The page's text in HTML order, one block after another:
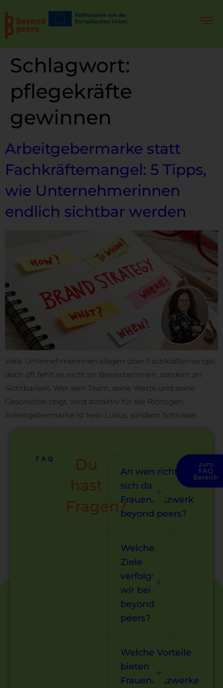
Schlagwort:
pflegekräfte
gewinnen
Arbeitgebermarke statt
Fachkräftemangel: 5 Tipps,
wie Unternehmerinnen
endlich sichtbar werden
Viele Unternehmerinnen klagen über Fachkräftemangel,
doch oft fehlt es nicht an Bewerberinnen, sondern an
Sichtbarkeit. Wer sein Team, seine Werte und seine
Geschichte zeigt, wird attraktiv für die Richtigen.
Arbeitgebermarke ist kein Luxus, sondern Schlüssel.
FAQ
Du
hast
Fragen?
An wen richtet
sich das
Frauennetzwerk
beyond peers?
Welche
Ziele
verfolgen
wir bei
beyond
peers?
Welche Vorteile
bieten
Frauennetzwerke
zum
FAQ
Bereich